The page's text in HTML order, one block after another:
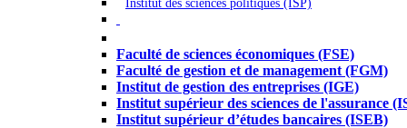
Institut des sciences politiques (ISP)
Faculté de sciences économiques (FSE)
Faculté de gestion et de management (FGM)
Institut de gestion des entreprises (IGE)
Institut supérieur des sciences de l'assurance
Institut supérieur d’études bancaires (ISEB)